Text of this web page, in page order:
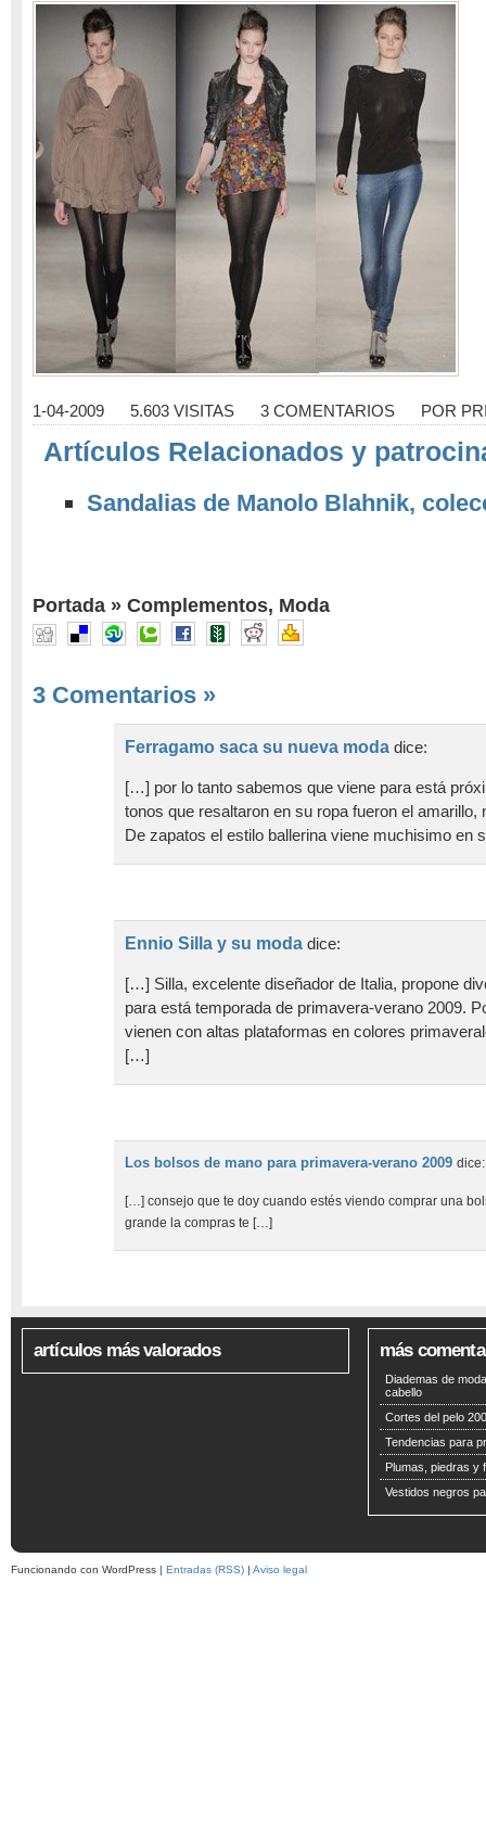
1-04-2009 5.603 VISITAS 3 COMENTARIOS POR
Artículos Relacionados y
Sandalias de Manolo Blahnik,
Portada » Complementos, Moda
3 Comentarios »
Ferragamo saca su nueva moda dice:
[…] por lo tanto sabemos que viene para está
tonos que resaltaron en su ropa fueron el amarillo,
De zapatos el estilo ballerina viene muchisimo en
Ennio Silla y su moda dice:
[…] Silla, excelente diseñador de Italia, propone
para está temporada de primavera-verano 2009.
vienen con altas plataformas en colores
[…]
Los bolsos de mano para primavera-verano 2009 dice:
[…] consejo que te doy cuando estés viendo comprar una
grande la compras te […]
artículos más valorados más
Diademas de
cabello
Cortes del pelo
Tendencias para
Plumas, piedras y
Vestidos negros
Funcionando con WordPress | Entradas (RSS) | Aviso legal